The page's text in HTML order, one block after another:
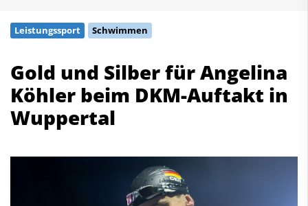
Leistungssport Schwimmen
Gold und Silber für Angelina
Köhler beim DKM-Auftakt in
Wuppertal
Freiwasserschwimmen
Wasserball
Synchronschwimmen
Masterssport
Deutscher Schwimm-Verband e.V.